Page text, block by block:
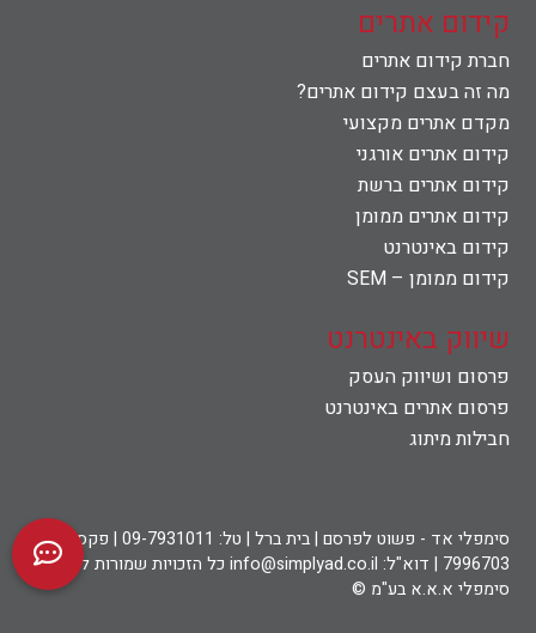
קידום אתרים
חברת קידום אתרים
מה זה בעצם קידום אתרים?
מקדם אתרים מקצועי
קידום אתרים אורגני
קידום אתרים ברשת
קידום אתרים ממומן
קידום באינטרנט
קידום ממומן – SEM
שיווק באינטרנט
פרסום ושיווק העסק
פרסום אתרים באינטרנט
חבילות מיתוג
סימפלי אד - פשוט לפרסם | בית ברל | טל: 09-7931011 | פקס: 09-
7996703 | דוא"ל: info@simplyad.co.il כל הזכויות שמורות לחברת
סימפלי א.א.א בע"מ ©